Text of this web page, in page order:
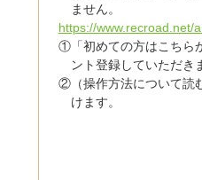
ません。
https://www.recroad.net/
①「初めての方はこちら
ント登録していただき
②（操作方法について読
けます。